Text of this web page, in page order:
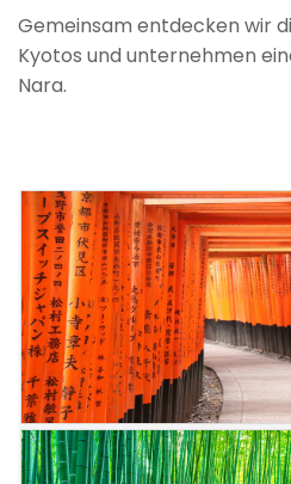
Gemeinsam entdecken wir
Kyotos und unternehmen
Nara.